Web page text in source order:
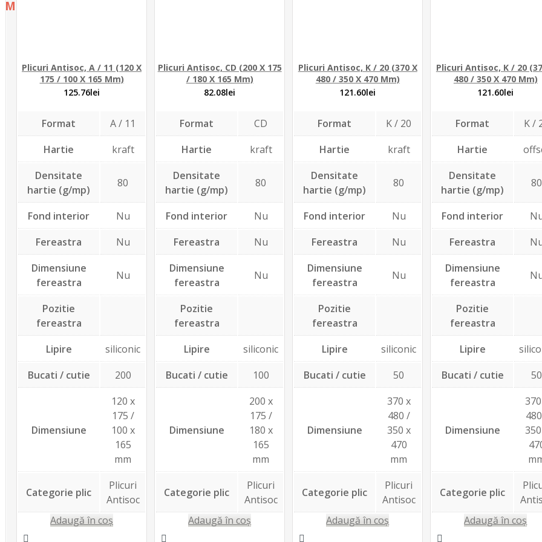
Menu
Estimare pret
Portofoliu
Contact
Plicuri Antisoc, A / 11 (120 X
175 / 100 X 165 Mm)
125.76lei
Format
A / 11
Hartie
kraft
Densitate
hartie (g/mp)
80
Fond interior
Nu
Fereastra
Nu
Dimensiune
fereastra
Nu
Pozitie
fereastra
Lipire
siliconic
Bucati / cutie
200
Dimensiune
120 x
175 /
100 x
165
mm
Categorie plic
Plicuri
Antisoc
Adaugă în coș
Plicuri Antisoc, CD (200 X 175
/ 180 X 165 Mm)
82.08lei
Format
CD
Hartie
kraft
Densitate
hartie (g/mp)
80
Fond interior
Nu
Fereastra
Nu
Dimensiune
fereastra
Nu
Pozitie
fereastra
Lipire
siliconic
Bucati / cutie
100
Dimensiune
200 x
175 /
180 x
165
mm
Categorie plic
Plicuri
Antisoc
Adaugă în coș
Plicuri Antisoc, K / 20 (370 X
480 / 350 X 470 Mm)
121.60lei
Format
K / 20
Hartie
kraft
Densitate
hartie (g/mp)
80
Fond interior
Nu
Fereastra
Nu
Dimensiune
fereastra
Nu
Pozitie
fereastra
Lipire
siliconic
Bucati / cutie
50
Dimensiune
370 x
480 /
350 x
470
mm
Categorie plic
Plicuri
Antisoc
Adaugă în coș
Plicuri Antisoc, K / 20
480 / 350 X 470 Mm)
121.60lei
Format
K /
Hartie
Densitate
hartie (g/mp)
80
Fond interior
Fereastra
Dimensiune
fereastra
Pozitie
fereastra
Lipire
Bucati / cutie
50
Dimensiune
Categorie plic
Adaugă în coș